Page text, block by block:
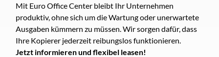
Mit Euro Office Center bleibt Ihr Unternehmen
produktiv, ohne sich um die Wartung oder unerwartete
Ausgaben kümmern zu müssen. Wir sorgen dafür, dass
Ihre Kopierer jederzeit reibungslos funktionieren.
Jetzt informieren und flexibel leasen!